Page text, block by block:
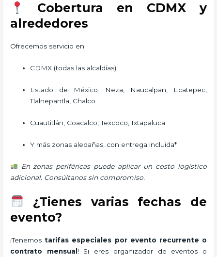
Cobertura en CDMX y
alrededores
Ofrecemos servicio en:
CDMX (todas las alcaldías)
Estado de México: Neza, Naucalpan, Ecatepec,
Tlalnepantla, Chalco
Cuautitlán, Coacalco, Texcoco, Ixtapaluca
Y más zonas aledañas, con entrega incluida*
En zonas periféricas puede aplicar un costo logístico
adicional. Consúltanos sin compromiso.
¿Tienes varias fechas de
evento?
¡Tenemostarifas especiales por evento recurrente o
contrato mensual! Si eres organizador de eventos o